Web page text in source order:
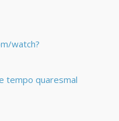
watch?
tempo quaresmal